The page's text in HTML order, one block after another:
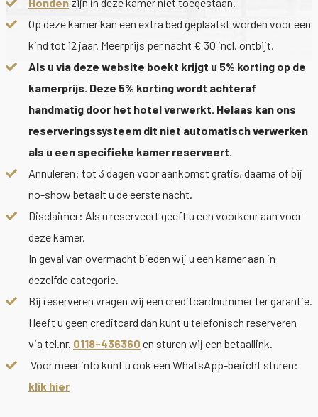
Op deze kamer kan een extra bed geplaatst worden voor een
kind tot 12 jaar. Meerprijs per nacht € 30 incl. ontbijt.
Als u via deze website boekt krijgt u 5% korting op de
kamerprijs. Deze 5% korting wordt achteraf
handmatig door het hotel verwerkt. Helaas kan ons
reserveringssysteem dit niet automatisch verwerken
als u een specifieke kamer reserveert.
Annuleren: tot 3 dagen voor aankomst gratis, daarna of bij
no-show betaalt u de eerste nacht.
Disclaimer: Als u reserveert geeft u een voorkeur aan voor
deze kamer.
In geval van overmacht bieden wij u een kamer aan in
dezelfde categorie.
Bij reserveren vragen wij een creditcardnummer ter garantie.
Heeft u geen creditcard dan kunt u telefonisch reserveren
via tel.nr. 0118-436360 en sturen wij een betaallink.
Voor meer info kunt u ook een WhatsApp-bericht sturen:
klik hier